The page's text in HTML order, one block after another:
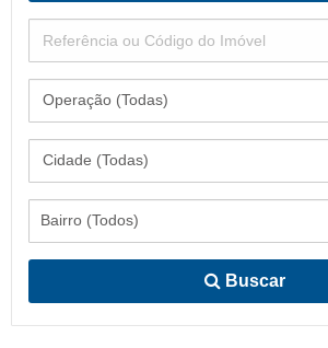
Operação (Todas)
Cidade (Todas)
Bairro (Todos)
Buscar